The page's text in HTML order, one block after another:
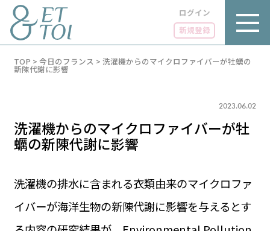
ログイン
新規登録
LUXE
PARIS 14℃ / 12℃
FR 06:58 ／ JP 13:58
1€＝182.37円
TOP > 今日のフランス > 洗濯機からのマイクロファイバーが牡蠣の
新陳代謝に影響
2023.06.02
洗濯機からのマイクロファイバーが牡
蠣の新陳代謝に影響
洗濯機の排水に含まれる衣類由来のマイクロファ
イバーが海洋生物の新陳代謝に影響を与えるとす